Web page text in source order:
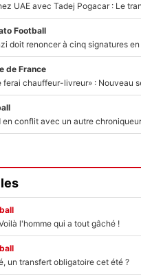
Football
de France
l'homme qui a tout gâché !
un transfert obligatoire cet été ?